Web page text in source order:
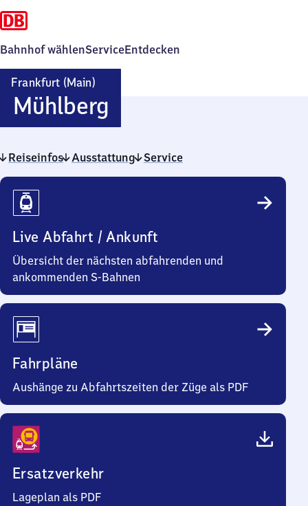
Bahnhof wählenServiceEntdecken
Frankfurt (Main)
Mühlberg
(Main)
Mühlberg
Reiseinfos Ausstattung Service
Reiseinfos
Live Abfahrt / Ankunft
Übersicht der nächsten abfahrenden und
ankommenden S-Bahnen
Fahrpläne
Aushänge zu Abfahrtszeiten der Züge als PDF
Ersatzverkehr
Lageplan als PDF